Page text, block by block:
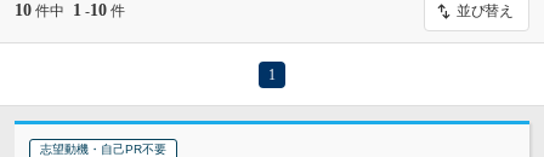
10 件中 1 -10 件 並び替え
1
志望動機・自己PR不要